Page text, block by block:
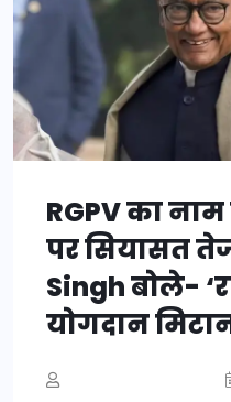
RGPV का
पर सियासत
Singh बोले-
योगदान